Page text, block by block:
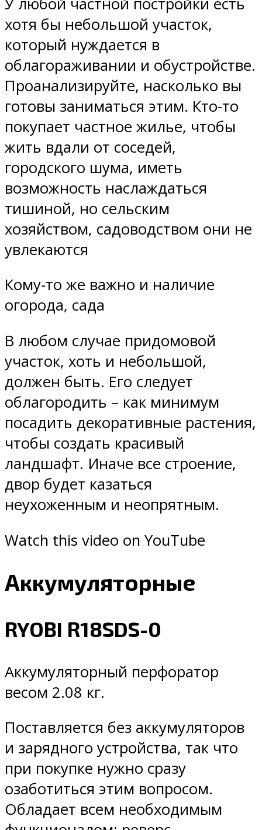
хотя бы небольшой участок,
который нуждается в
облагораживании и обустройстве.
Проанализируйте, насколько вы
готовы заниматься этим. Кто-то
покупает частное жилье, чтобы
жить вдали от соседей,
городского шума, иметь
возможность наслаждаться
тишиной, но сельским
хозяйством, садоводством они не
увлекаются
Кому-то же важно и наличие
огорода, сада
В любом случае придомовой
участок, хоть и небольшой,
должен быть. Его следует
облагородить – как минимум
посадить декоративные растения,
чтобы создать красивый
ландшафт. Иначе все строение,
двор будет казаться
неухоженным и неопрятным.
Watch this video on YouTube
Аккумуляторные
RYOBI R18SDS-0
Аккумуляторный перфоратор
весом 2.08 кг.
Поставляется без аккумуляторов
и зарядного устройства, так что
при покупке нужно сразу
озаботиться этим вопросом.
Обладает всем необходимым